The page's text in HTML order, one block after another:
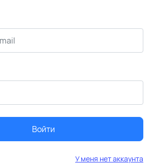
Войти
У меня нет аккаунта